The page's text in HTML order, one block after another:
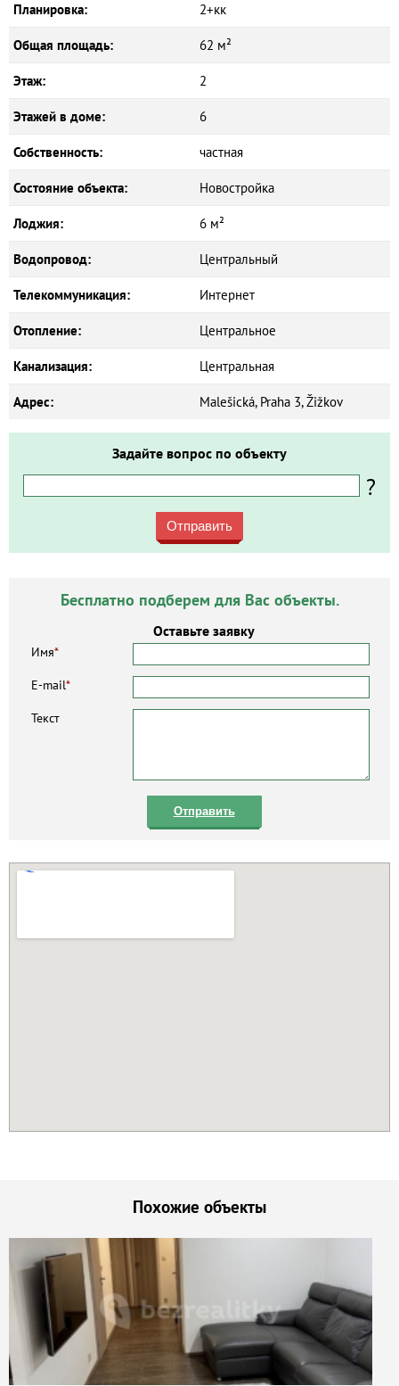
Планировка: 2+кк
Общая площадь: 62 м²
Этаж: 2
Этажей в доме: 6
Собственность: частная
Состояние объекта: Новостройка
Лоджия: 6 м²
Водопровод: Центральный
Телекоммуникация: Интернет
Отопление: Центральное
Канализация: Центральная
Адрес: Malešická, Praha 3, Žižkov
Задайте вопрос по объекту
?
Отправить
Бесплатно подберем для Вас объекты.
Оставьте заявку
Имя*
E-mail*
Текст
Отправить
Похожие объекты